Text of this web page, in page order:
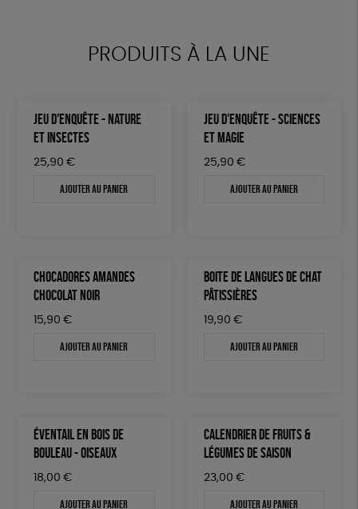
PRODUITS À LA UNE
JEU D'ENQUÊTE - NATURE
ET INSECTES
25,90 €
Ajouter au panier
JEU D'ENQUÊTE - SCIENCES
ET MAGIE
25,90 €
Ajouter au panier
CHOCADORES AMANDES
CHOCOLAT NOIR
15,90 €
Ajouter au panier
BOITE DE LANGUES DE CHAT
PÂTISSIÈRES
19,90 €
Ajouter au panier
ÉVENTAIL EN BOIS DE
BOULEAU - OISEAUX
18,00 €
Ajouter au panier
CALENDRIER DE FRUITS &
LÉGUMES DE SAISON
23,00 €
Ajouter au panier